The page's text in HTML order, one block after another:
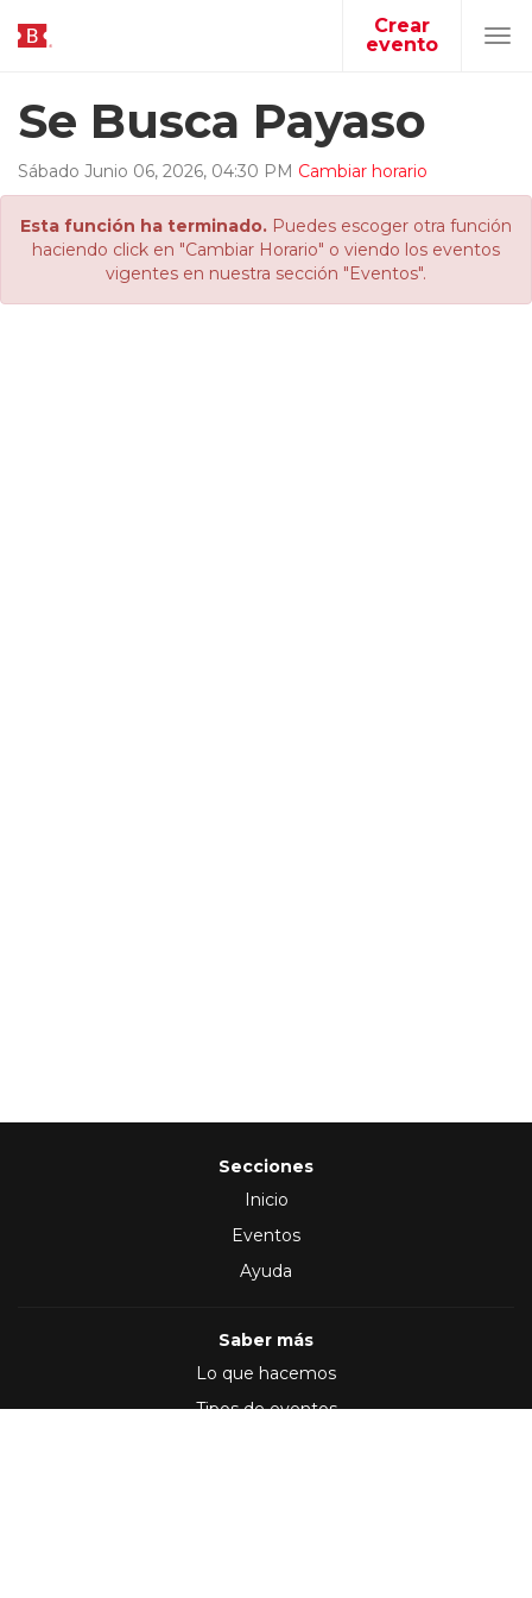
Crear
evento
Se Busca Payaso
Sábado Junio 06, 2026, 04:30 PM Cambiar horario
Esta función ha terminado. Puedes escoger otra función
haciendo click en "Cambiar Horario" o viendo los eventos
vigentes en nuestra sección "Eventos".
Secciones
Inicio
Eventos
Ayuda
Saber más
Lo que hacemos
Tipos de eventos